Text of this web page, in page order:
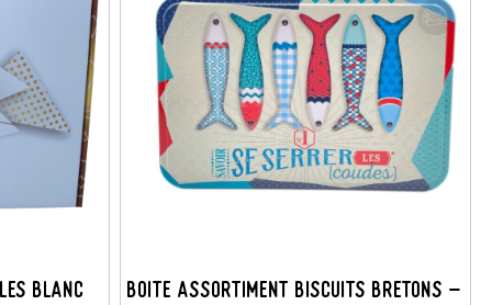
×
×
BLANC
Boite Assortiment Biscuits Bretons -